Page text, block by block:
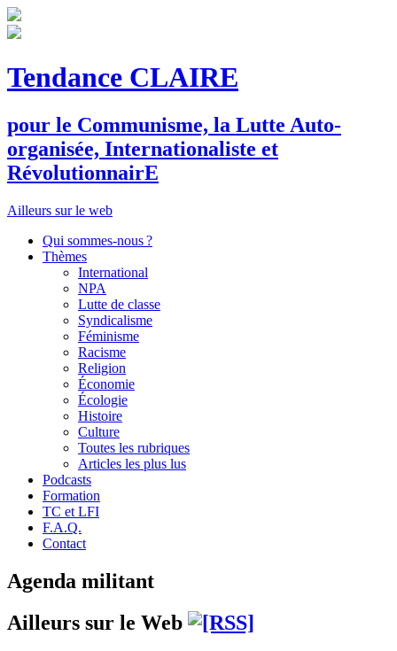
Tendance CLAIRE
pour le Communisme, la Lutte Auto-
organisée, Internationaliste et
RévolutionnairE
Ailleurs sur le web
Qui sommes-nous ?
Thèmes
International
NPA
Lutte de classe
Syndicalisme
Féminisme
Racisme
Religion
Économie
Écologie
Histoire
Culture
Toutes les rubriques
Articles les plus lus
Podcasts
Formation
TC et LFI
F.A.Q.
Contact
Agenda militant
Ailleurs sur le Web